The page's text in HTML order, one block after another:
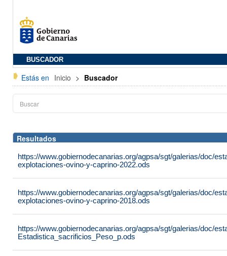
BUSCADOR
Estás en Inicio > Buscador
Resultados
https://www.gobiernodecanarias.org/agpsa/sgt/galerias/doc/
explotaciones-ovino-y-caprino-2022.ods
https://www.gobiernodecanarias.org/agpsa/sgt/galerias/doc/
explotaciones-ovino-y-caprino-2018.ods
https://www.gobiernodecanarias.org/agpsa/sgt/galerias/doc/
Estadistica_sacrificios_Peso_p.ods